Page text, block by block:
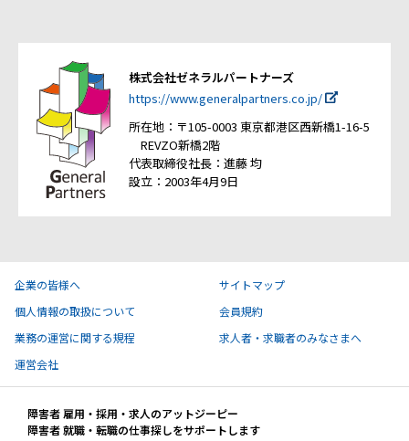
株式会社ゼネラルパートナーズ
https://www.generalpartners.co.jp/
所在地：〒105-0003 東京都港区西新橋1-16-5
REVZO新橋2階
代表取締役社長：進藤 均
設立：2003年4月9日
企業の皆様へ
サイトマップ
個人情報の取扱について
会員規約
業務の運営に関する規程
求人者・求職者のみなさまへ
運営会社
障害者 雇用・採用・求人のアットジーピー
障害者 就職・転職の仕事探しをサポートします